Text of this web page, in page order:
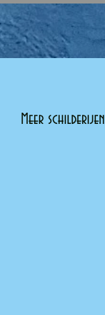
Meer schilderijen